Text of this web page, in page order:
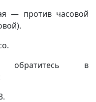
— против часовой
в